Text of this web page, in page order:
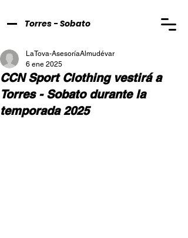
Torres - Sobato
CCN Sport Clothing vestirá a
Torres - Sobato durante la
temporada 2025
LaTova-AsesoríaAlmudévar
6 ene 2025